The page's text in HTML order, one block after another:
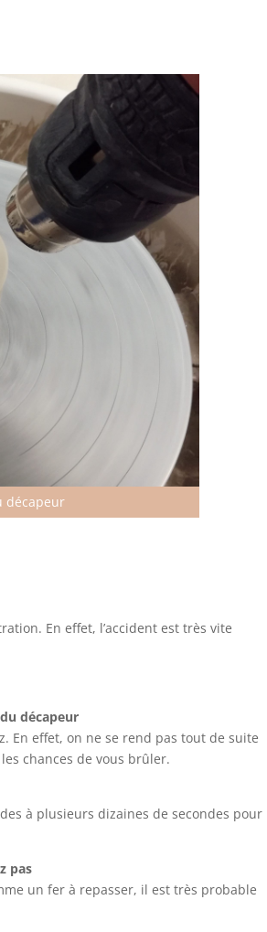
décapeur
En effet, l’accident est très vite
décapeur
En effet, on ne se rend pas tout de suite
chances de vous brûler.
à plusieurs dizaines de secondes pour
pas
un fer à repasser, il est très probable